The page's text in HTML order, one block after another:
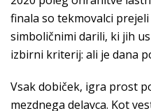
finala so tekmovalci
simboličnimi darili, ki jih
izbirni kriterij: ali je dana
Vsak dobiček, igra prost
mezdnega delavca. Kot